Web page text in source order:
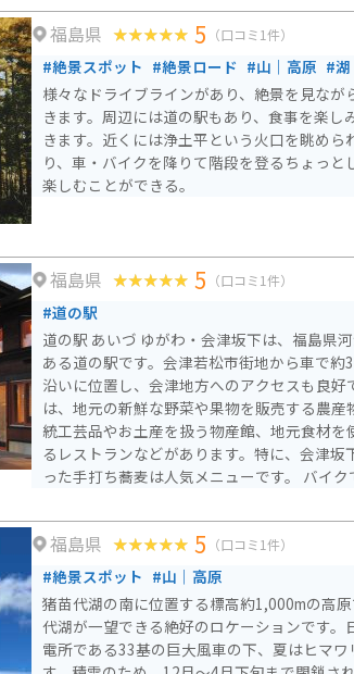
ギを使った料理などが人気です。 バイクで訪れる場合は、磐梯
吾妻スカイラインや磐梯ゴールドラインなど
インディングロードが数多くあります。ツー
しても最適です。道の駅から雄大な自然を眺
味しいものを堪能してみてください。
福島県 5 （口コミ1件）
#絶景スポット #絶景ロード #山｜高原 #
様々なドライブラインがあり、絶景を見なが
きます。周辺には道の駅もあり、食事を楽し
きます。近くには浄土平という火口を眺めら
り、車・バイクを降りて階段を登るちょっと
楽しむことができる。
福島県 5 （口コミ1件）
#道の駅
道の駅 あいづ ゆがわ・会津坂下は、福島県
ある道の駅です。会津若松市街地から車で約
沿いに位置し、会津地方へのアクセスも良好です。 施
は、地元の新鮮な野菜や果物を販売する農産
統工芸品やお土産を扱う物産館、地元食材を
るレストランなどがあります。特に、会津坂
った手打ち蕎麦は人気メニューです。 バイクで訪れる際は、駐
周辺には、戊辰戦争の激戦地として知られる
や、美しい景観が楽しめる「塔のへつり」な
あります。会津の歴史を感じながら、自然豊
ーリングにも最適です。
福島県 5 （口コミ1件）
#絶景スポット #山｜高原
猪苗代湖の南に位置する標高約1,000mの高
代湖が一望できる絶好のロケーションです。
電所である33基の巨大風車の下、夏はヒマワ